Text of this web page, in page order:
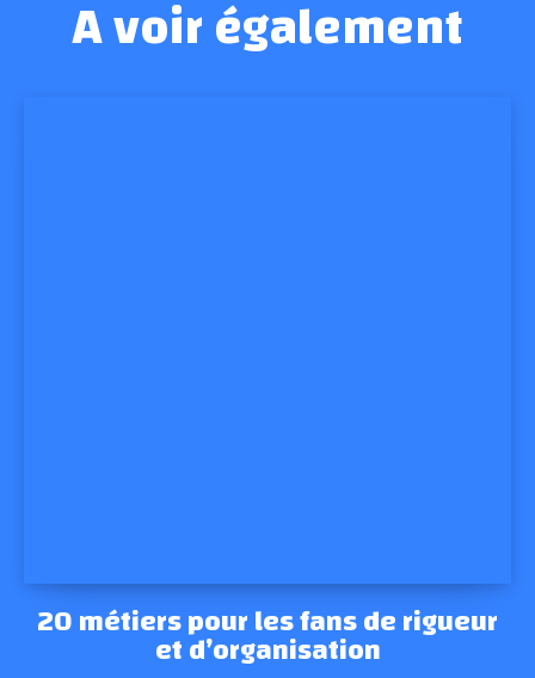
A voir également
20 métiers pour les fans de rigueur
et d’organisation